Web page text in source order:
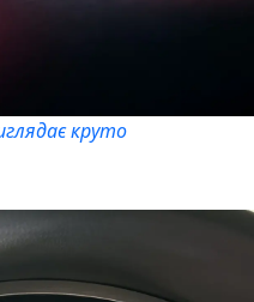
круто